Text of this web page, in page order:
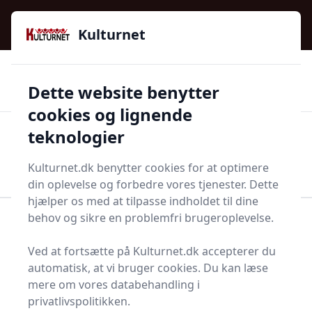
Kulturnet - Alt Det Gode I Livet | Din Kulturguide Siden
2016
97 kategorier 👍Kun godkendte butikker
Start søgning
Bolig og indretning
Terrasse og have
Poolovertræk - 133 på
lager
Kulturnet
Dette website benytter
cookies og lignende
teknologier
Kulturnet.dk benytter cookies for at optimere
din oplevelse og forbedre vores tjenester. Dette
hjælper os med at tilpasse indholdet til dine
behov og sikre en problemfri brugeroplevelse.
Ved at fortsætte på Kulturnet.dk accepterer du
automatisk, at vi bruger cookies. Du kan læse
mere om vores databehandling i
privatlivspolitikken.